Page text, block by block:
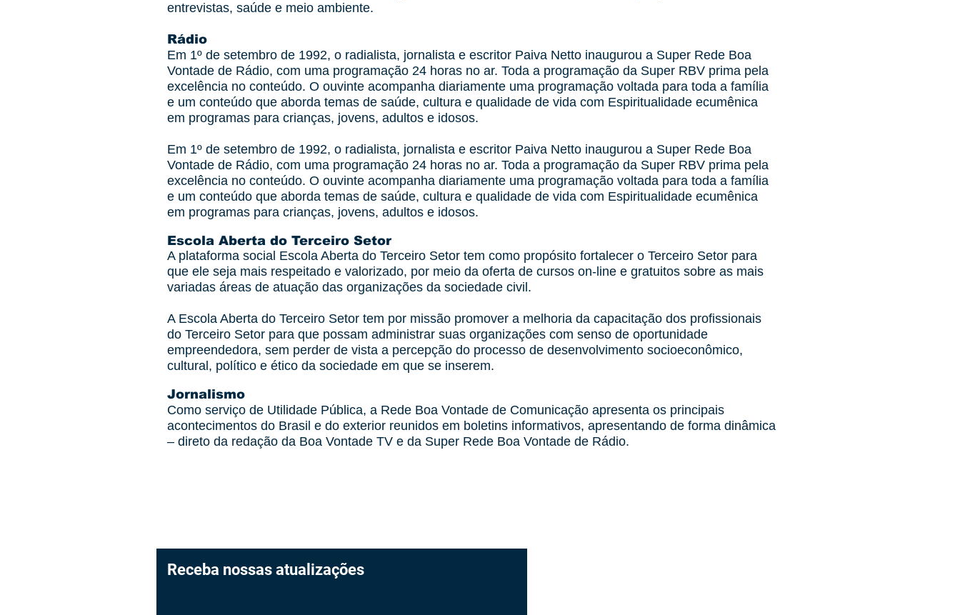
entrevistas, saúde e meio ambiente.
Rádio
Em 1º de setembro de 1992, o radialista, jornalista e escritor Paiva Netto inaugurou a Super Rede Boa
Vontade de Rádio, com uma programação 24 horas no ar. Toda a programação da Super RBV prima pela
excelência no conteúdo. O ouvinte acompanha diariamente uma programação voltada para toda a família
e um conteúdo que aborda temas de saúde, cultura e qualidade de vida com Espiritualidade ecumênica
em programas para crianças, jovens, adultos e idosos.
Em 1º de setembro de 1992, o radialista, jornalista e escritor Paiva Netto inaugurou a Super Rede Boa
Vontade de Rádio, com uma programação 24 horas no ar. Toda a programação da Super RBV prima pela
excelência no conteúdo. O ouvinte acompanha diariamente uma programação voltada para toda a família
e um conteúdo que aborda temas de saúde, cultura e qualidade de vida com Espiritualidade ecumênica
em programas para crianças, jovens, adultos e idosos.
Escola Aberta do Terceiro Setor
A plataforma social Escola Aberta do Terceiro Setor tem como propósito fortalecer o Terceiro Setor para
que ele seja mais respeitado e valorizado, por meio da oferta de cursos on-line e gratuitos sobre as mais
variadas áreas de atuação das organizações da sociedade civil.
A Escola Aberta do Terceiro Setor tem por missão promover a melhoria da capacitação dos profissionais
do Terceiro Setor para que possam administrar suas organizações com senso de oportunidade
empreendedora, sem perder de vista a percepção do processo de desenvolvimento socioeconômico,
cultural, político e ético da sociedade em que se inserem.
Jornalismo
Como serviço de Utilidade Pública, a Rede Boa Vontade de Comunicação apresenta os principais
acontecimentos do Brasil e do exterior reunidos em boletins informativos, apresentando de forma dinâmica
– direto da redação da Boa Vontade TV e da Super Rede Boa Vontade de Rádio.
Receba nossas atualizações